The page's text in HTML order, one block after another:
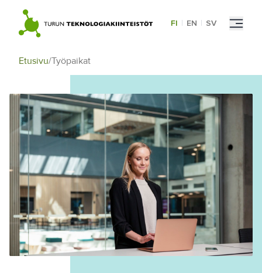
content
FI | EN | SV
Etusivu/Työpaikat